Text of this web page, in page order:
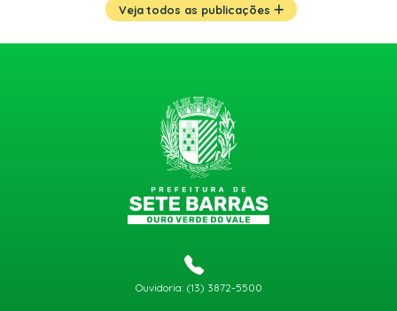
Veja todos as publicações
Ouvidoria: (13) 3872-5500